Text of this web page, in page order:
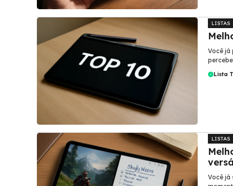
LISTAS
Você já
Lista
LISTAS
Você já